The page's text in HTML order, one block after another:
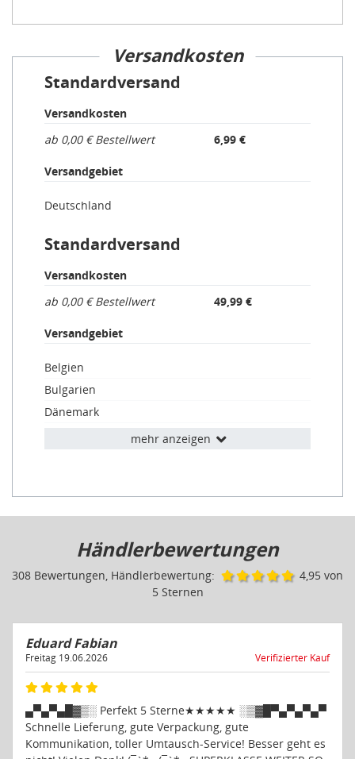
Versandkosten
Standardversand
Versandkosten
ab 0,00 € Bestellwert
6,99 €
Versandgebiet
Deutschland
Standardversand
Versandkosten
ab 0,00 € Bestellwert
49,99 €
Versandgebiet
Belgien
Bulgarien
Dänemark
Griechenland
Luxemburg
Malta
Niederlande
Polen
Portugal
Rumänien
mehr anzeigen
Händlerbewertungen
308 Bewertungen, Händlerbewertung:
4,95 von
5 Sternen
Eduard Fabian
Freitag 19.06.2026 Verifizierter Kauf
▄▀▄▀▄█▓▒░ Perfekt 5 Sterne★★★★★ ░▒▓█▀▄▀▄▀▄▀
Schnelle Lieferung, gute Verpackung, gute
Kommunikation, toller Umtausch-Service! Besser geht es